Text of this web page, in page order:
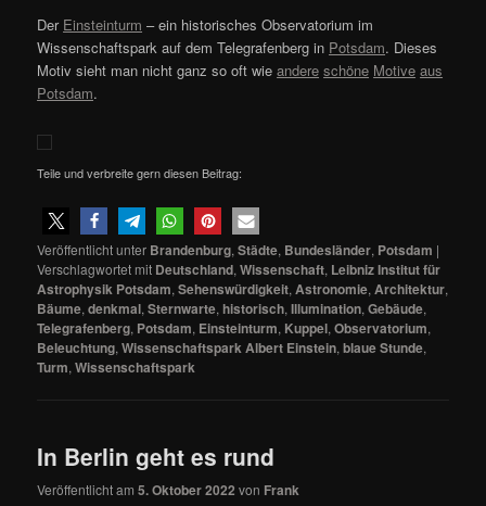
Der Einsteinturm – ein historisches Observatorium im
Wissenschaftspark auf dem Telegrafenberg in Potsdam. Dieses
Motiv sieht man nicht ganz so oft wieandere schöne Motive aus
Potsdam.
Teile und verbreite gern diesen Beitrag:
Veröffentlicht unter Brandenburg,Städte, Bundesländer, Potsdam |
Verschlagwortet mit Deutschland,Wissenschaft, Leibniz Institut für
Astrophysik Potsdam,Sehenswürdigkeit, Astronomie, Architektur,
Bäume,denkmal,Sternwarte,historisch,Illumination,Gebäude,
Telegrafenberg, Potsdam, Einsteinturm, Kuppel,Observatorium,
Beleuchtung,Wissenschaftspark Albert Einstein,blaue Stunde,
Turm,Wissenschaftspark
In Berlin geht es rund
Veröffentlicht am5. Oktober 2022 von Frank